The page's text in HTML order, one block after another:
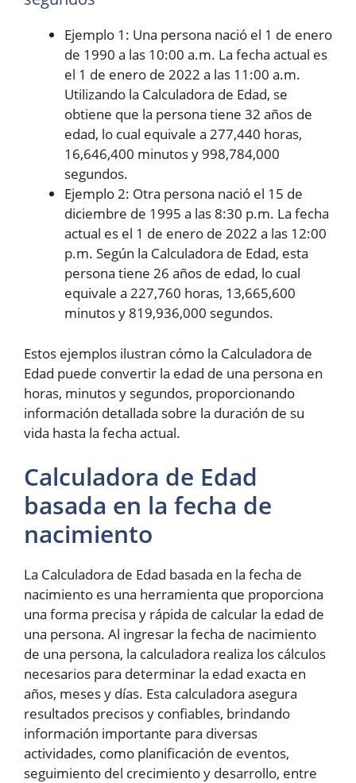
Ejemplo 1: Una persona nació el 1 de enero
de 1990 a las 10:00 a.m. La fecha actual es
el 1 de enero de 2022 a las 11:00 a.m.
Utilizando la Calculadora de Edad, se
obtiene que la persona tiene 32 años de
edad, lo cual equivale a 277,440 horas,
16,646,400 minutos y 998,784,000
segundos.
Ejemplo 2: Otra persona nació el 15 de
diciembre de 1995 a las 8:30 p.m. La fecha
actual es el 1 de enero de 2022 a las 12:00
p.m. Según la Calculadora de Edad, esta
persona tiene 26 años de edad, lo cual
equivale a 227,760 horas, 13,665,600
minutos y 819,936,000 segundos.
Estos ejemplos ilustran cómo la Calculadora de
Edad puede convertir la edad de una persona en
horas, minutos y segundos, proporcionando
información detallada sobre la duración de su
vida hasta la fecha actual.
Calculadora de Edad
basada en la fecha de
nacimiento
La Calculadora de Edad basada en la fecha de
nacimiento es una herramienta que proporciona
una forma precisa y rápida de calcular la edad de
una persona. Al ingresar la fecha de nacimiento
de una persona, la calculadora realiza los cálculos
necesarios para determinar la edad exacta en
años, meses y días. Esta calculadora asegura
resultados precisos y confiables, brindando
información importante para diversas
actividades, como planificación de eventos,
seguimiento del crecimiento y desarrollo, entre